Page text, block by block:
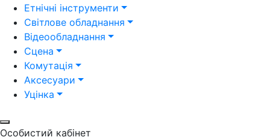
Етнічні інструменти
Світлове обладнання
Відеообладнання
Сцена
Комутація
Аксесуари
Уцінка
Особистий кабінет